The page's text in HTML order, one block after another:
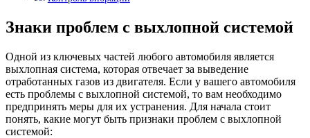
Знаки проблем с выхлопной системой
Одной из ключевых частей любого автомобиля является
выхлопная система, которая отвечает за выведение
отработанных газов из двигателя. Если у вашего автомобиля
есть проблемы с выхлопной системой, то вам необходимо
предпринять меры для их устранения. Для начала стоит
понять, какие могут быть признаки проблем с выхлопной
системой: